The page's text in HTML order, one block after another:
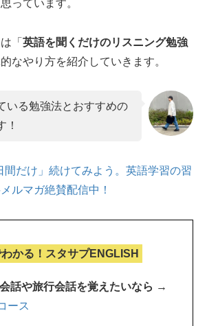
っています。
「 英語を聞くだけのリスニング勉強
なやり方を紹介していきます。
いる勉強法とおすすめの
！
だけ」続けてみよう。 英語学習の習
ルマガ絶賛配信中！
かる！スタサプENGLISH
話や旅行会話を覚えたいなら →
ース